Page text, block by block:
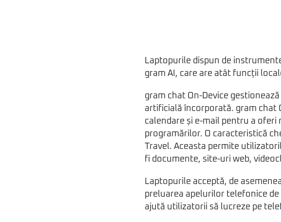
Laptopurile dispun de
gram AI, care are atât funcții
gram chat On-Device
artificială încorporată. gram chat
calendare și e-mail pentru a
programărilor. O caracteristică
Travel. Aceasta permite
fi documente, site-uri web,
Laptopurile acceptă, de
preluarea apelurilor telefonice de
ajută utilizatorii să lucreze pe